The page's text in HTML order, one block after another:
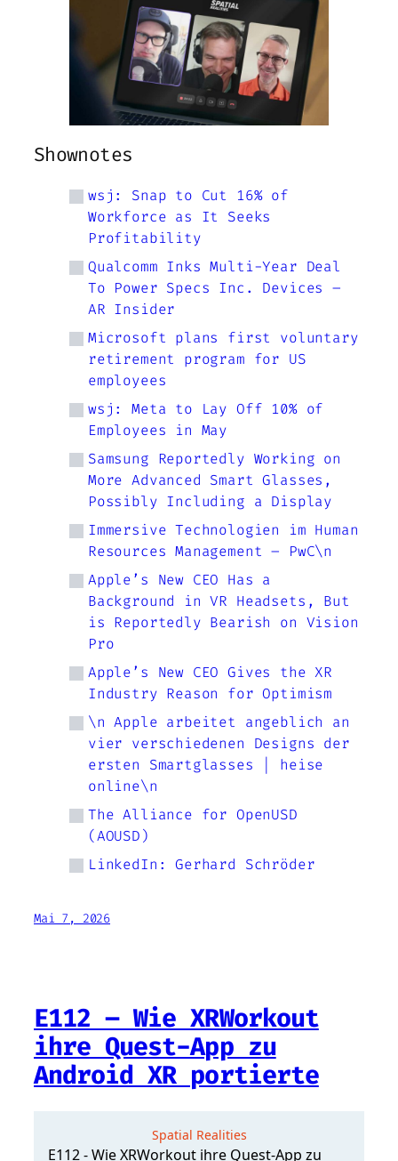
Shownotes
wsj: Snap to Cut 16% of
Workforce as It Seeks
Profitability
Qualcomm Inks Multi-Year Deal
To Power Specs Inc. Devices –
AR Insider
Microsoft plans first voluntary
retirement program for US
employees
wsj: Meta to Lay Off 10% of
Employees in May
Samsung Reportedly Working on
More Advanced Smart Glasses,
Possibly Including a Display
Immersive Technologien im Human
Resources Management – PwC\n
Apple’s New CEO Has a
Background in VR Headsets, But
is Reportedly Bearish on Vision
Pro
Apple’s New CEO Gives the XR
Industry Reason for Optimism
\n Apple arbeitet angeblich an
vier verschiedenen Designs der
ersten Smartglasses | heise
online\n
The Alliance for OpenUSD
(AOUSD)
LinkedIn: Gerhard Schröder
Mai 7, 2026
E112 – Wie XRWorkout
ihre Quest-App zu
Android XR portierte